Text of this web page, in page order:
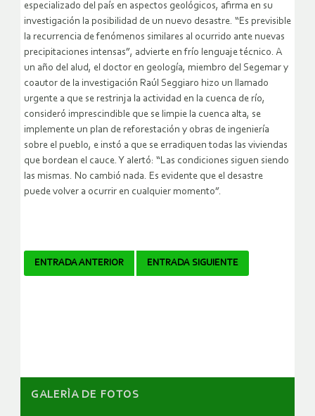
especializado del país en aspectos geológicos, afirma en su
investigación la posibilidad de un nuevo desastre. “Es previsible
la recurrencia de fenómenos similares al ocurrido ante nuevas
precipitaciones intensas”, advierte en frío lenguaje técnico. A
un año del alud, el doctor en geología, miembro del Segemar y
coautor de la investigación Raúl Seggiaro hizo un llamado
urgente a que se restrinja la actividad en la cuenca de río,
consideró imprescindible que se limpie la cuenca alta, se
implemente un plan de reforestación y obras de ingeniería
sobre el pueblo, e instó a que se erradiquen todas las viviendas
que bordean el cauce. Y alertó: “Las condiciones siguen siendo
las mismas. No cambió nada. Es evidente que el desastre
puede volver a ocurrir en cualquier momento”.
Navegador
ENTRADA ANTERIOR ENTRADA SIGUIENTE
GALERÌA DE FOTOS